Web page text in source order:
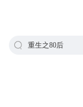
重生之80后